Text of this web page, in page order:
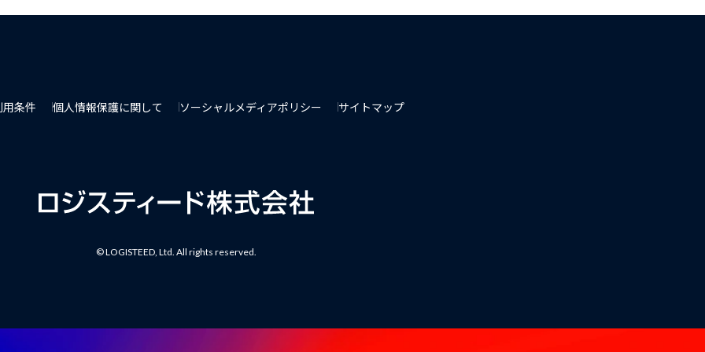
条件 個人情報保護に関して ソーシャルメディアポリシー サイトマップ
© LOGISTEED, Ltd. All rights reserved.